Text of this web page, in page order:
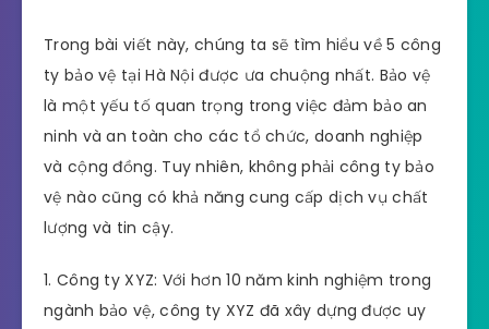
Trong bài viết này, chúng ta sẽ tìm hiểu về 5 công
ty bảo vệ tại Hà Nội được ưa chuộng nhất. Bảo vệ
là một yếu tố quan trọng trong việc đảm bảo an
ninh và an toàn cho các tổ chức, doanh nghiệp
và cộng đồng. Tuy nhiên, không phải công ty bảo
vệ nào cũng có khả năng cung cấp dịch vụ chất
lượng và tin cậy.
1. Công ty XYZ: Với hơn 10 năm kinh nghiệm trong
ngành bảo vệ, công ty XYZ đã xây dựng được uy